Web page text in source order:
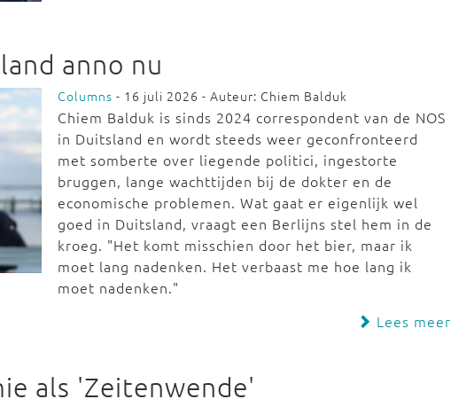
anno nu
Columns - 16 juli 2026 - Auteur: Chiem Balduk
Chiem Balduk is sinds 2024 correspondent van de NOS
in Duitsland en wordt steeds weer geconfronteerd
met somberte over liegende politici, ingestorte
bruggen, lange wachttijden bij de dokter en de
economische problemen. Wat gaat er eigenlijk wel
goed in Duitsland, vraagt een Berlijns stel hem in de
kroeg. "Het komt misschien door het bier, maar ik
moet lang nadenken. Het verbaast me hoe lang ik
moet nadenken."
Lees meer
als 'Zeitenwende'